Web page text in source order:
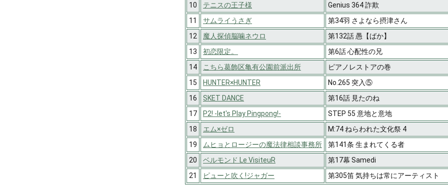
10
テニスの王子様
Genius 364 詐欺
11
サムライうさぎ
第34羽 さよなら摂津さん
12
魔人探偵脳噛ネウロ
第132話 愚【ばか】
13
初恋限定。
第6話 心配性の兄
14
こちら葛飾区亀有公園前派出所
ピアノレストアの巻
15
HUNTER×HUNTER
No.265 突入⑤
16
SKET DANCE
第16話 見たのね
17
P2! -let's Play Pingpong!-
STEP 55 意地と意地
18
エム×ゼロ
M:74 ねらわれた文化祭 4
19
ムヒョとロージーの魔法律相談事務所
第141条 生まれてくる者
20
ベルモンド Le VisiteuR
第17幕 Samedi
21
ピューと吹く!ジャガー 第305笛 気持ちは常にアーティスト